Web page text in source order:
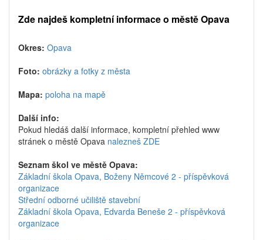
Zde najdeš kompletní informace o městě Opava
Okres: Opava
Foto: obrázky a fotky z města
Mapa: poloha na mapě
Další info:
Pokud hledáš další informace, kompletní přehled www
stránek o městě Opava nalezneš ZDE
Seznam škol ve městě Opava:
Základní škola Opava, Boženy Němcové 2 - příspěvková
organizace
Střední odborné učiliště stavební
Základní škola Opava, Edvarda Beneše 2 - příspěvková
organizace